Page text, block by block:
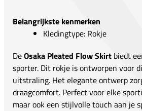
Belangrijkste kenmerken
Kledingtype: Rokje
DeOsaka Pleated Flow Skirt biedt
sporter. Dit rokje is ontworpen voor
uitstraling. Het elegante ontwerp
draagcomfort. Perfect voor elke
maar ook een stijlvolle touch aan je